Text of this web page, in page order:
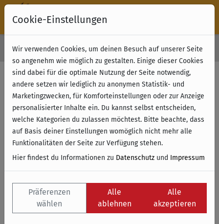
Kostenloser Versand & Retoure ab 49 € (innerhalb Deutschlands)
Cookie-Einstellungen
Wir verwenden Cookies, um deinen Besuch auf unserer Seite
so angenehm wie möglich zu gestalten. Einige dieser Cookies
sind dabei für die optimale Nutzung der Seite notwendig,
andere setzen wir lediglich zu anonymen Statistik- und
Marketingzwecken, für Komforteinstellungen oder zur Anzeige
personalisierter Inhalte ein. Du kannst selbst entscheiden,
welche Kategorien du zulassen möchtest. Bitte beachte, dass
auf Basis deiner Einstellungen womöglich nicht mehr alle
Funktionalitäten der Seite zur Verfügung stehen.
Hier findest du Informationen zu Datenschutz und Impressum
Präferenzen
wählen
Alle
ablehnen
Alle
akzeptieren